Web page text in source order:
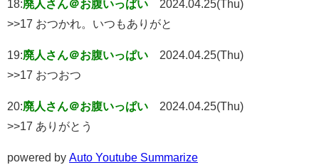
18:廃人さん＠お腹いっぱい
2024.04.25(Thu)
>>17 おつかれ。いつもありがと
19:廃人さん＠お腹いっぱい
2024.04.25(Thu)
>>17 おつおつ
20:廃人さん＠お腹いっぱい
2024.04.25(Thu)
>>17 ありがとう
powered by Auto Youtube Summarize